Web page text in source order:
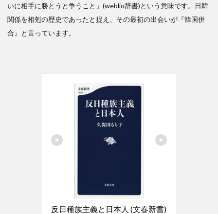
いに相手に勝とうと争うこと」(weblio辞書)という意味です。日韓
関係を相剋の歴史であったと捉え、その最初の出会いが『韓国併
合』と言っています。
反日種族主義と日本人 (文春新書)